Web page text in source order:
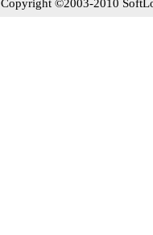
Copyright ©2003-2010